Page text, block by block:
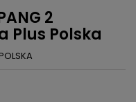
2
Plus Polska